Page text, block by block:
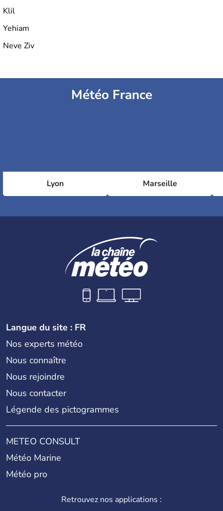
Klil
Yehiam
Neve Ziv
Météo France
Lyon Marseille
Langue du site : FR
Nos experts météo
Nous connaître
Nous rejoindre
Nous contacter
Légende des pictogrammes
METEO CONSULT
Météo Marine
Météo pro
Retrouvez nos applications :